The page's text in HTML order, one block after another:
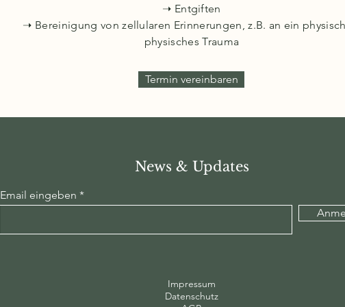
➝ Entgiften
➝ Bereinigung von zellularen Erinnerungen, z.B. an ein
physisches Trauma
Termin vereinbaren
News & Updates
Email eingeben
Impressum
Datenschutz